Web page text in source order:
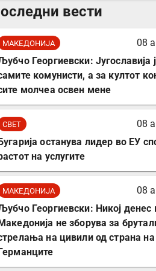
комплет за
вести
МАКЕДОНИЈА
08
Георгиевски: Југославија
комунисти, а за култот
молчеа освен мене
СВЕТ
08
останува лидер во ЕУ
на услугите
МАКЕДОНИЈА
08
Георгиевски: Никој денес
не зборува за
на цивили од страна на